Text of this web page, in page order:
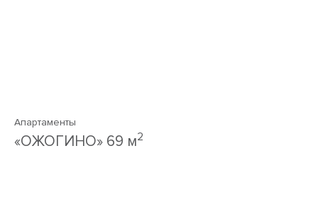
Апартаменты
«ОЖОГИНО» 69 м2